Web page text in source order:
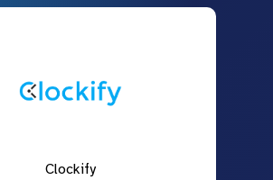
Clockify